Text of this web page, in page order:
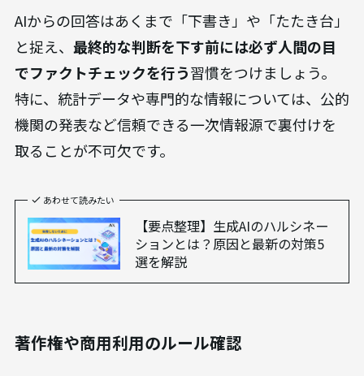
AIからの回答はあくまで「下書き」や「たたき台」
と捉え、 最終的な判断を下す前には必ず人間の目
でファクトチェックを行う習慣をつけましょう。
特に、統計データや専門的な情報については、公的
機関の発表など信頼できる一次情報源で裏付けを
取ることが不可欠です。
あわせて読みたい
【要点整理】生成AIのハルシネー
ションとは？原因と最新の対策5
選を解説
著作権や商用利用のルール確認